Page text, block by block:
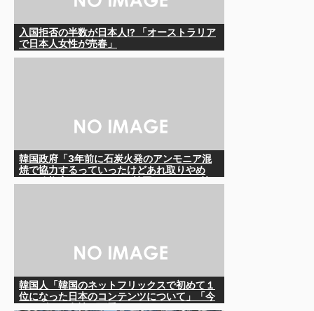
入国拒否の半数が日本人!? 「オーストラリア
で日本人女性が売春」
韓国政府「3年前に石炭火発のアンモニア混
焼で協力するっていったけどあれ取りやめ
韓国人「韓国のネットフリックスで初めて１
位になった日本のコンテンツについて」「今